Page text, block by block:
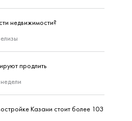
недвижимости?
продлить
Казани стоит более 103